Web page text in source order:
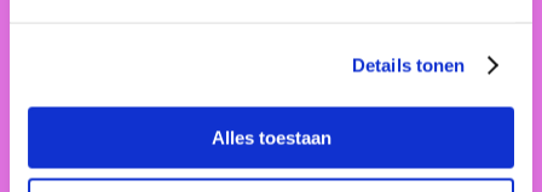
Details tonen
Alles toestaan